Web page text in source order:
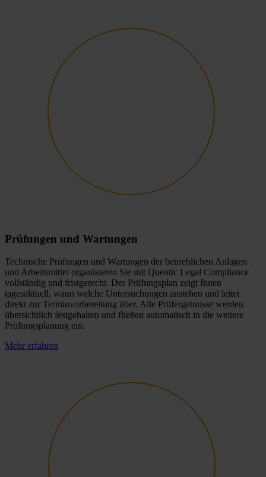
Prüfungen und Wartungen
Technische Prüfungen und Wartungen der betrieblichen Anlagen
und Arbeitsmittel organisieren Sie mit Quentic Legal Compliance
vollständig und fristgerecht. Der Prüfungsplan zeigt Ihnen
tagesaktuell, wann welche Untersuchungen anstehen und leitet
direkt zur Terminvorbereitung über. Alle Prüfergebnisse werden
übersichtlich festgehalten und fließen automatisch in die weitere
Prüfungsplanung ein.
Mehr erfahren